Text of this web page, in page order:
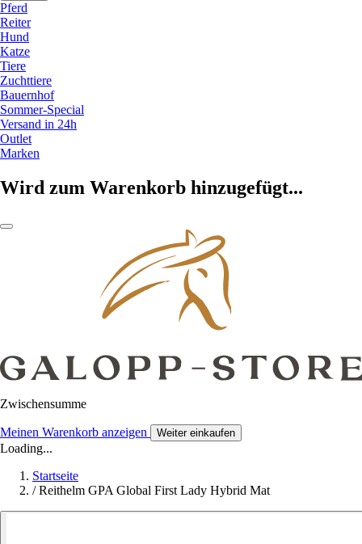
Pferd
Reiter
Hund
Katze
Tiere
Zuchttiere
Bauernhof
Sommer-Special
Versand in 24h
Outlet
Marken
Wird zum Warenkorb hinzugefügt...
Zwischensumme
Meinen Warenkorb anzeigen Weiter einkaufen
Loading...
Startseite
/ Reithelm GPA Global First Lady Hybrid Mat